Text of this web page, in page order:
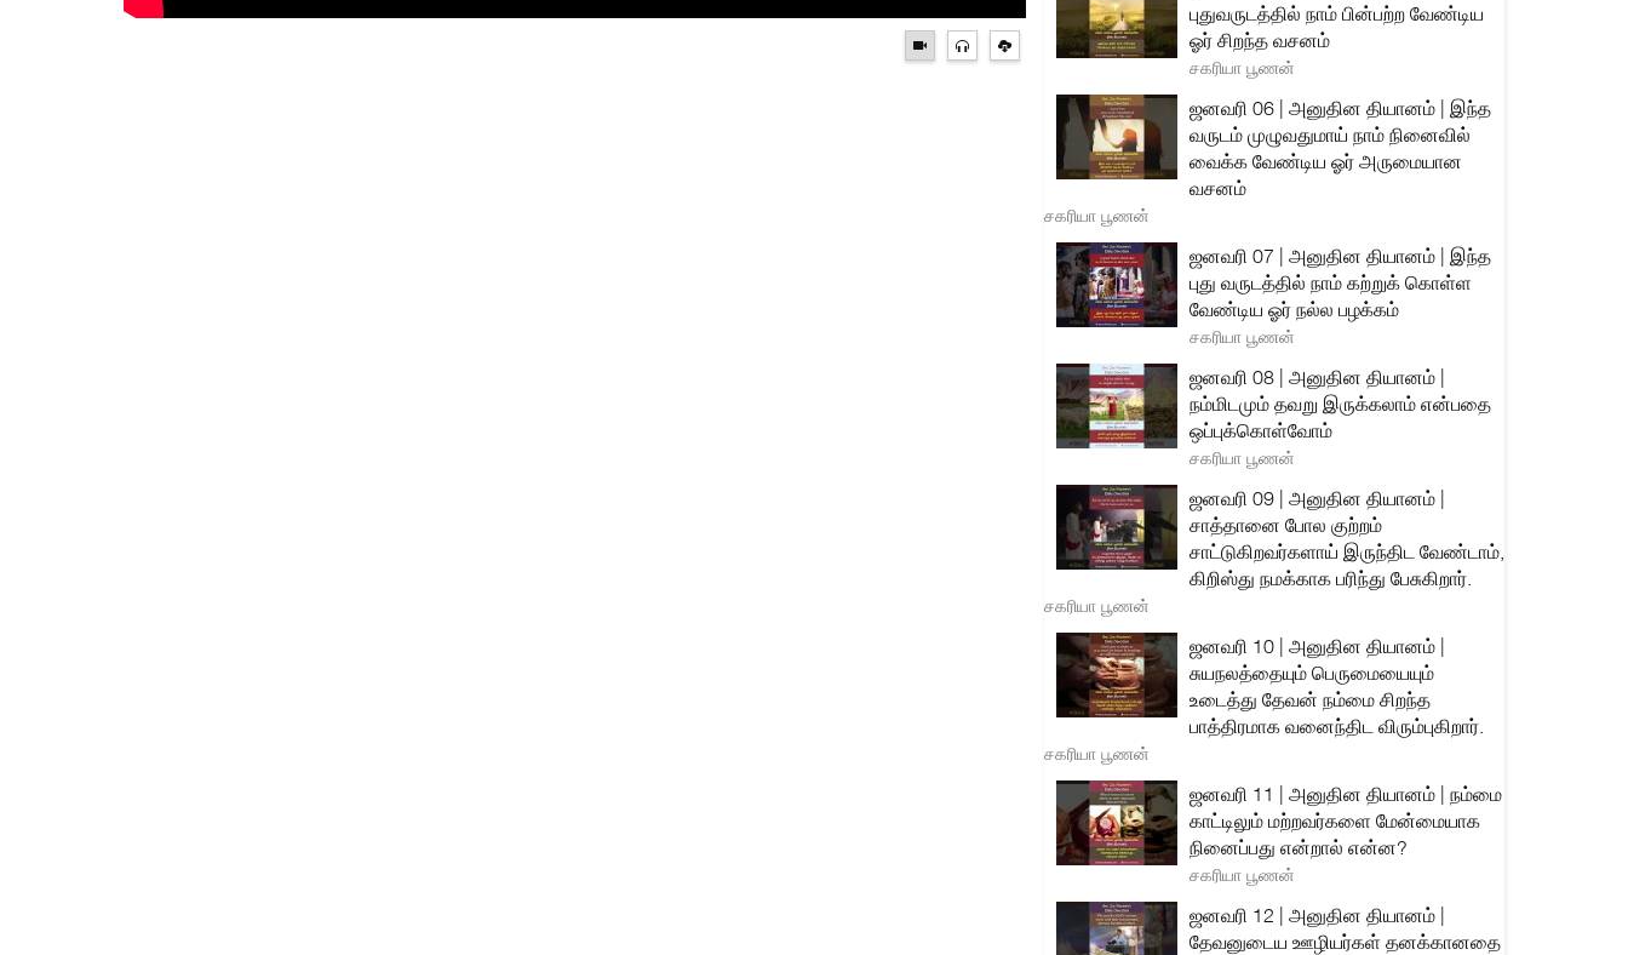
புதுவருடத்தில் நாம் பின்பற்ற வேண்டிய
ஓர் சிறந்த வசனம்
சகரியா பூணன்
ஜனவரி 06 | அனுதின தியானம் | இந்த
வருடம் முழுவதுமாய் நாம் நினைவில்
வைக்க வேண்டிய ஓர் அருமையான
வசனம்
சகரியா பூணன்
ஜனவரி 07 | அனுதின தியானம் | இந்த
புது வருடத்தில் நாம் கற்றுக் கொள்ள
வேண்டிய ஓர் நல்ல பழக்கம்
சகரியா பூணன்
ஜனவரி 08 | அனுதின தியானம் |
நம்மிடமும் தவறு இருக்கலாம் என்பதை
ஒப்புக்கொள்வோம்
சகரியா பூணன்
ஜனவரி 09 | அனுதின தியானம் |
சாத்தானை போல குற்றம்
சாட்டுகிறவர்களாய் இருந்திட வேண்டாம்,
கிறிஸ்து நமக்காக பரிந்து பேசுகிறார்.
சகரியா பூணன்
ஜனவரி 10 | அனுதின தியானம் |
சுயநலத்தையும் பெருமையையும்
உடைத்து தேவன் நம்மை சிறந்த
பாத்திரமாக வனைந்திட விரும்புகிறார்.
சகரியா பூணன்
ஜனவரி 11 | அனுதின தியானம் | நம்மை
காட்டிலும் மற்றவர்களை மேன்மையாக
நினைப்பது என்றால் என்ன?
சகரியா பூணன்
ஜனவரி 12 | அனுதின தியானம் |
தேவனுடைய ஊழியர்கள் தனக்கானதை